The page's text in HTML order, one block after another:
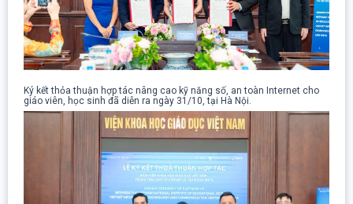
Ký kết thỏa thuận hợp tác nâng cao kỹ năng số, an toàn Internet cho
giáo viên, học sinh đã diễn ra ngày 31/10, tại Hà Nội.